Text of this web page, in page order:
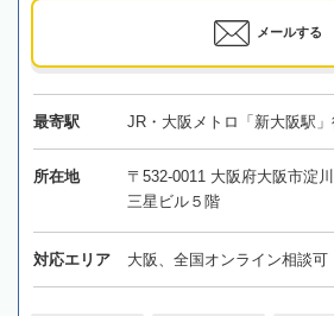
メールする
最寄駅 JR・大阪メトロ「新大阪駅
所在地
〒532-0011 大阪府大阪市淀
三星ビル５階
対応エリア 大阪、全国オンライン相談可